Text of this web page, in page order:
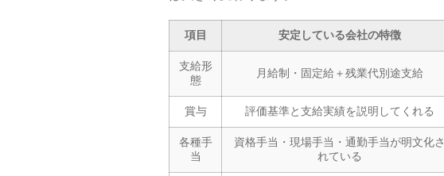
項目 安定している会社の特徴
支給形
態
月給制・固定給＋残業代別途支給
賞与 評価基準と支給実績を説明してくれる
各種手
当
資格手当・現場手当・通勤手当が明文化さ
れている